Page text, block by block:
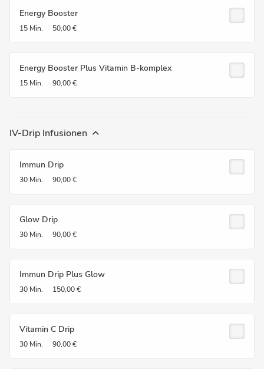
Energy Booster
15 Min. 50,00 €
Energy Booster Plus Vitamin B-komplex
15 Min. 90,00 €
IV-Drip Infusionen
Immun Drip
30 Min. 90,00 €
Glow Drip
30 Min. 90,00 €
Immun Drip Plus Glow
30 Min. 150,00 €
Vitamin C Drip
30 Min. 90,00 €